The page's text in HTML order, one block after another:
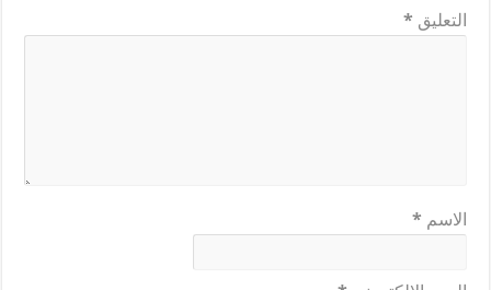
التعليق *
الاسم *